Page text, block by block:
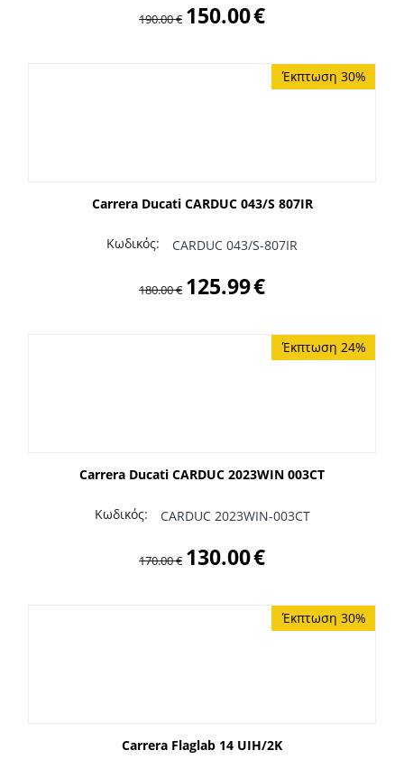
190.00€ 150.00€
Έκπτωση 30%
Carrera Ducati CARDUC 043/S 807IR
Κωδικός: CARDUC 043/S-807IR
180.00€ 125.99€
Έκπτωση 24%
Carrera Ducati CARDUC 2023WIN 003CT
Κωδικός: CARDUC 2023WIN-003CT
170.00€ 130.00€
Έκπτωση 30%
Carrera Flaglab 14 UIH/2K